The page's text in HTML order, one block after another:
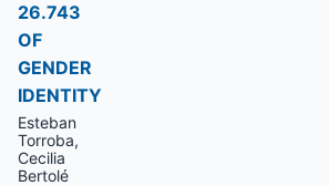
26.743
OF
GENDER
IDENTITY
Esteban
Torroba,
Cecilia
Bertolé